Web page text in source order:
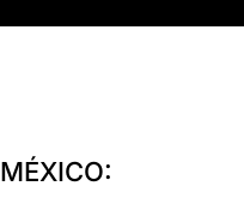
MÉXICO: